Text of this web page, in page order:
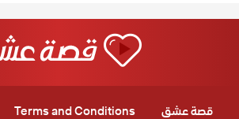
قصة عشق Terms and Conditions